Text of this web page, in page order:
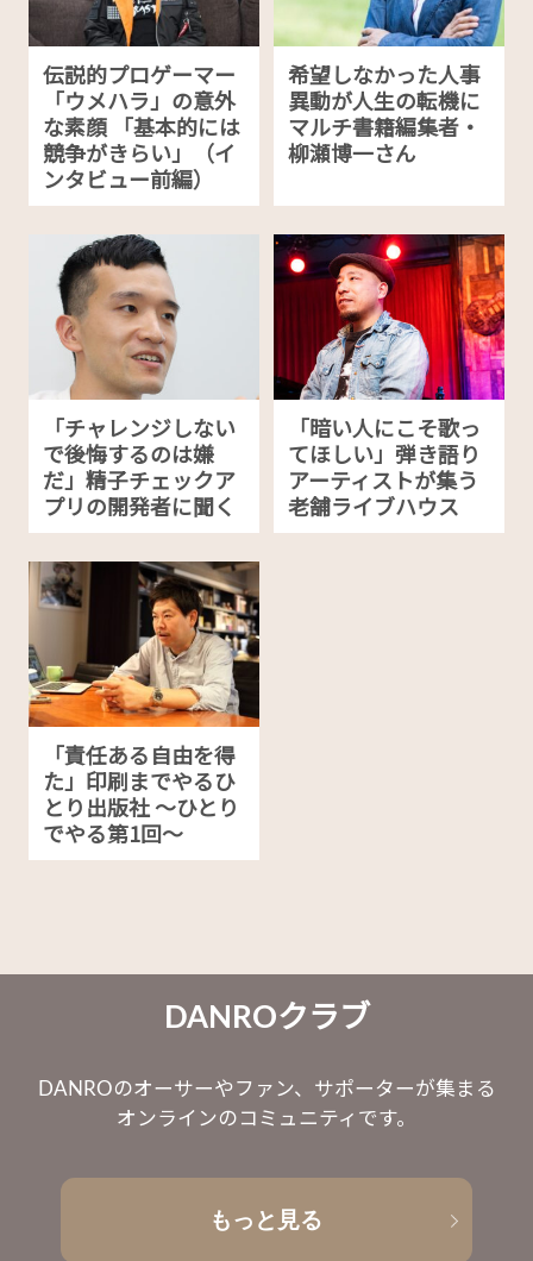
伝説的プロゲーマー
「ウメハラ」の意外
な素顔 「基本的には
競争がきらい」（イ
ンタビュー前編）
希望しなかった人事
異動が人生の転機に
マルチ書籍編集者・
柳瀬博一さん
「チャレンジしない
で後悔するのは嫌
だ」精子チェックア
プリの開発者に聞く
「暗い人にこそ歌っ
てほしい」弾き語り
アーティストが集う
老舗ライブハウス
「責任ある自由を得
た」印刷までやるひ
とり出版社 〜ひとり
でやる第1回〜
DANROクラブ
DANROのオーサーやファン、サポーターが集まる
オンラインのコミュニティです。
もっと見る